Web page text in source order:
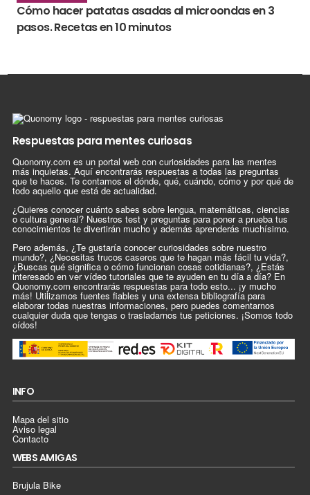
Cómo hacer patatas asadas al microondas en 3
pasos. Recetas en 10 minutos
Respuestas para mentes curiosas
Quonomy.com es un portal web con curiosidades para las mentes
más inquietas. Aquí encontrarás respuestas a todas las preguntas
que te haces. Te contamos el dónde, qué, cuándo, cómo y por qué de
todo aquello que está de actualidad.
¿Quieres conocer cuánto sabes sobre lengua, matemáticas, ciencias
o cultura general? Nuestros test y preguntas para poner a prueba tus
conocimientos te divertirán mucho y además aprenderás muchísimo.
Pero además, ¿Te gustaría conocer curiosidades sobre nuestro
mundo?, ¿Necesitas trucos caseros que te hagan más fácil tu vida?,
¿Buscas qué significa o cómo funcionan cosas cotidianas?, ¿Estás
interesado en ver vídeo tutoriales que te ayuden en tu día a día? En
Quonomy.com encontrarás respuestas para todo esto... ¡y mucho
más! Utilizamos fuentes fiables y una extensa bibliografía para
elaborar todas nuestras informaciones, pero puedes comentarnos
cualquier duda que tengas o trasladarnos tus peticiones. ¡Somos todo
oídos!
INFO
Mapa del sitio
Aviso legal
Contacto
WEBS AMIGAS
Brujula Bike